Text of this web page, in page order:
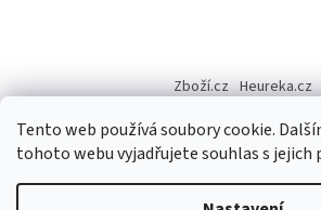
Tento web používá soubory cookie.
tohoto webu vyjadřujete souhlas s jejich
p
Zboží.cz Heureka.cz